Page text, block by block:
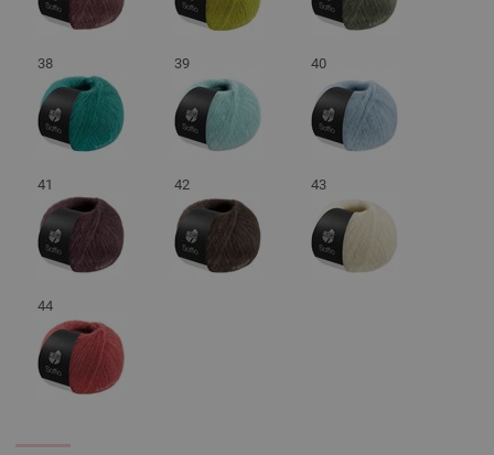
38 39 40
41 42 43
44